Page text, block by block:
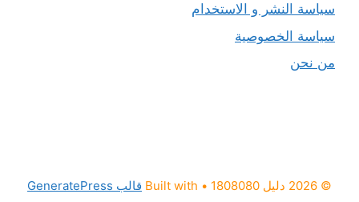
سياسة النشر و الاستخدام
سياسة الخصوصية
من نحن
© 2026 دليل 1808080 • Built with قالب GeneratePress